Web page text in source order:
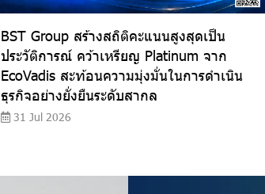
BST Group สร้างสถิติคะแนนสูงสุดเป็น
ประวัติการณ์ คว้าเหรียญ Platinum จาก
EcoVadis สะท้อนความมุ่งมั่นในการดำเนิน
ธุรกิจอย่างยั่งยืนระดับสากล
31 Jul 2026